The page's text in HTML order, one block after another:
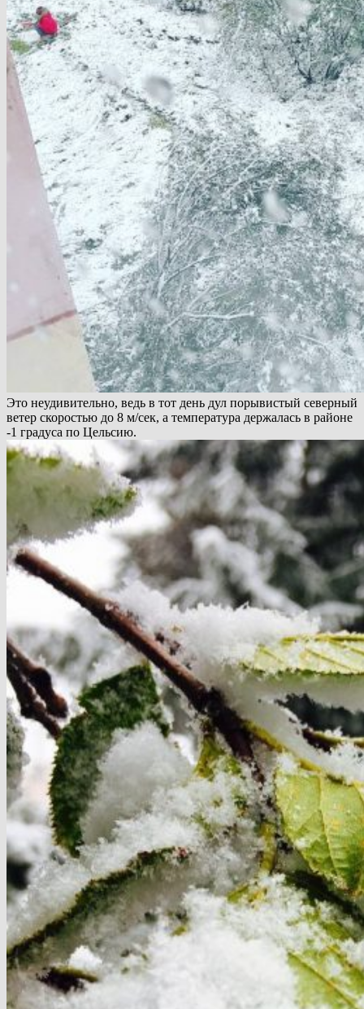
Это неудивительно, ведь в тот день дул порывистый северный
ветер скоростью до 8 м/сек, а температура держалась в районе
-1 градуса по Цельсию.